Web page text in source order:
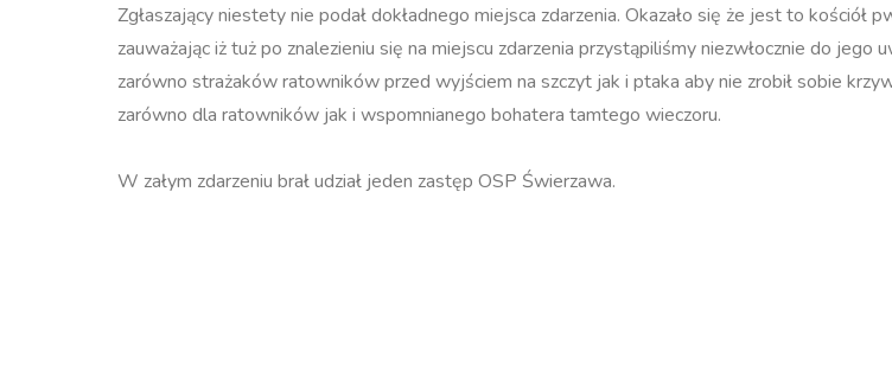
Zgłaszający niestety nie podał dokładnego miejsca zdarzenia. Okazało się że jest to kościół
zauważając iż tuż po znalezieniu się na miejscu zdarzenia przystąpiliśmy niezwłocznie do
zarówno strażaków ratowników przed wyjściem na szczyt jak i ptaka aby nie zrobił sobie
zarówno dla ratowników jak i wspomnianego bohatera tamtego wieczoru.
W załym zdarzeniu brał udział jeden zastęp OSP Świerzawa.